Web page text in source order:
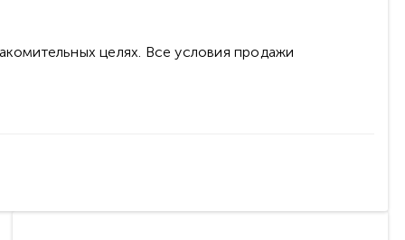
целях. Все условия продажи